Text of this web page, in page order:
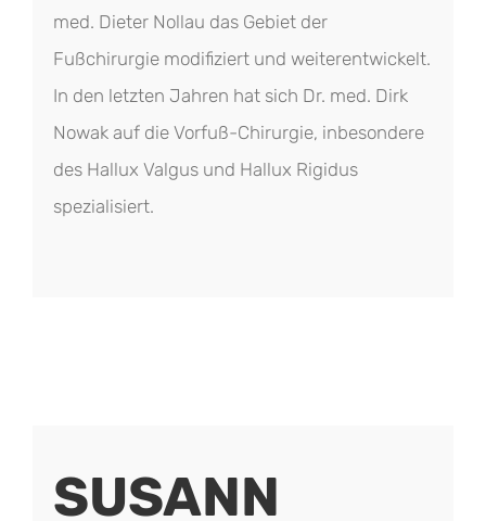
med. Dieter Nollau das Gebiet der
Fußchirurgie modifiziert und weiterentwickelt.
In den letzten Jahren hat sich Dr. med. Dirk
Nowak auf die Vorfuß-Chirurgie, inbesondere
des Hallux Valgus und Hallux Rigidus
spezialisiert.
SUSANN